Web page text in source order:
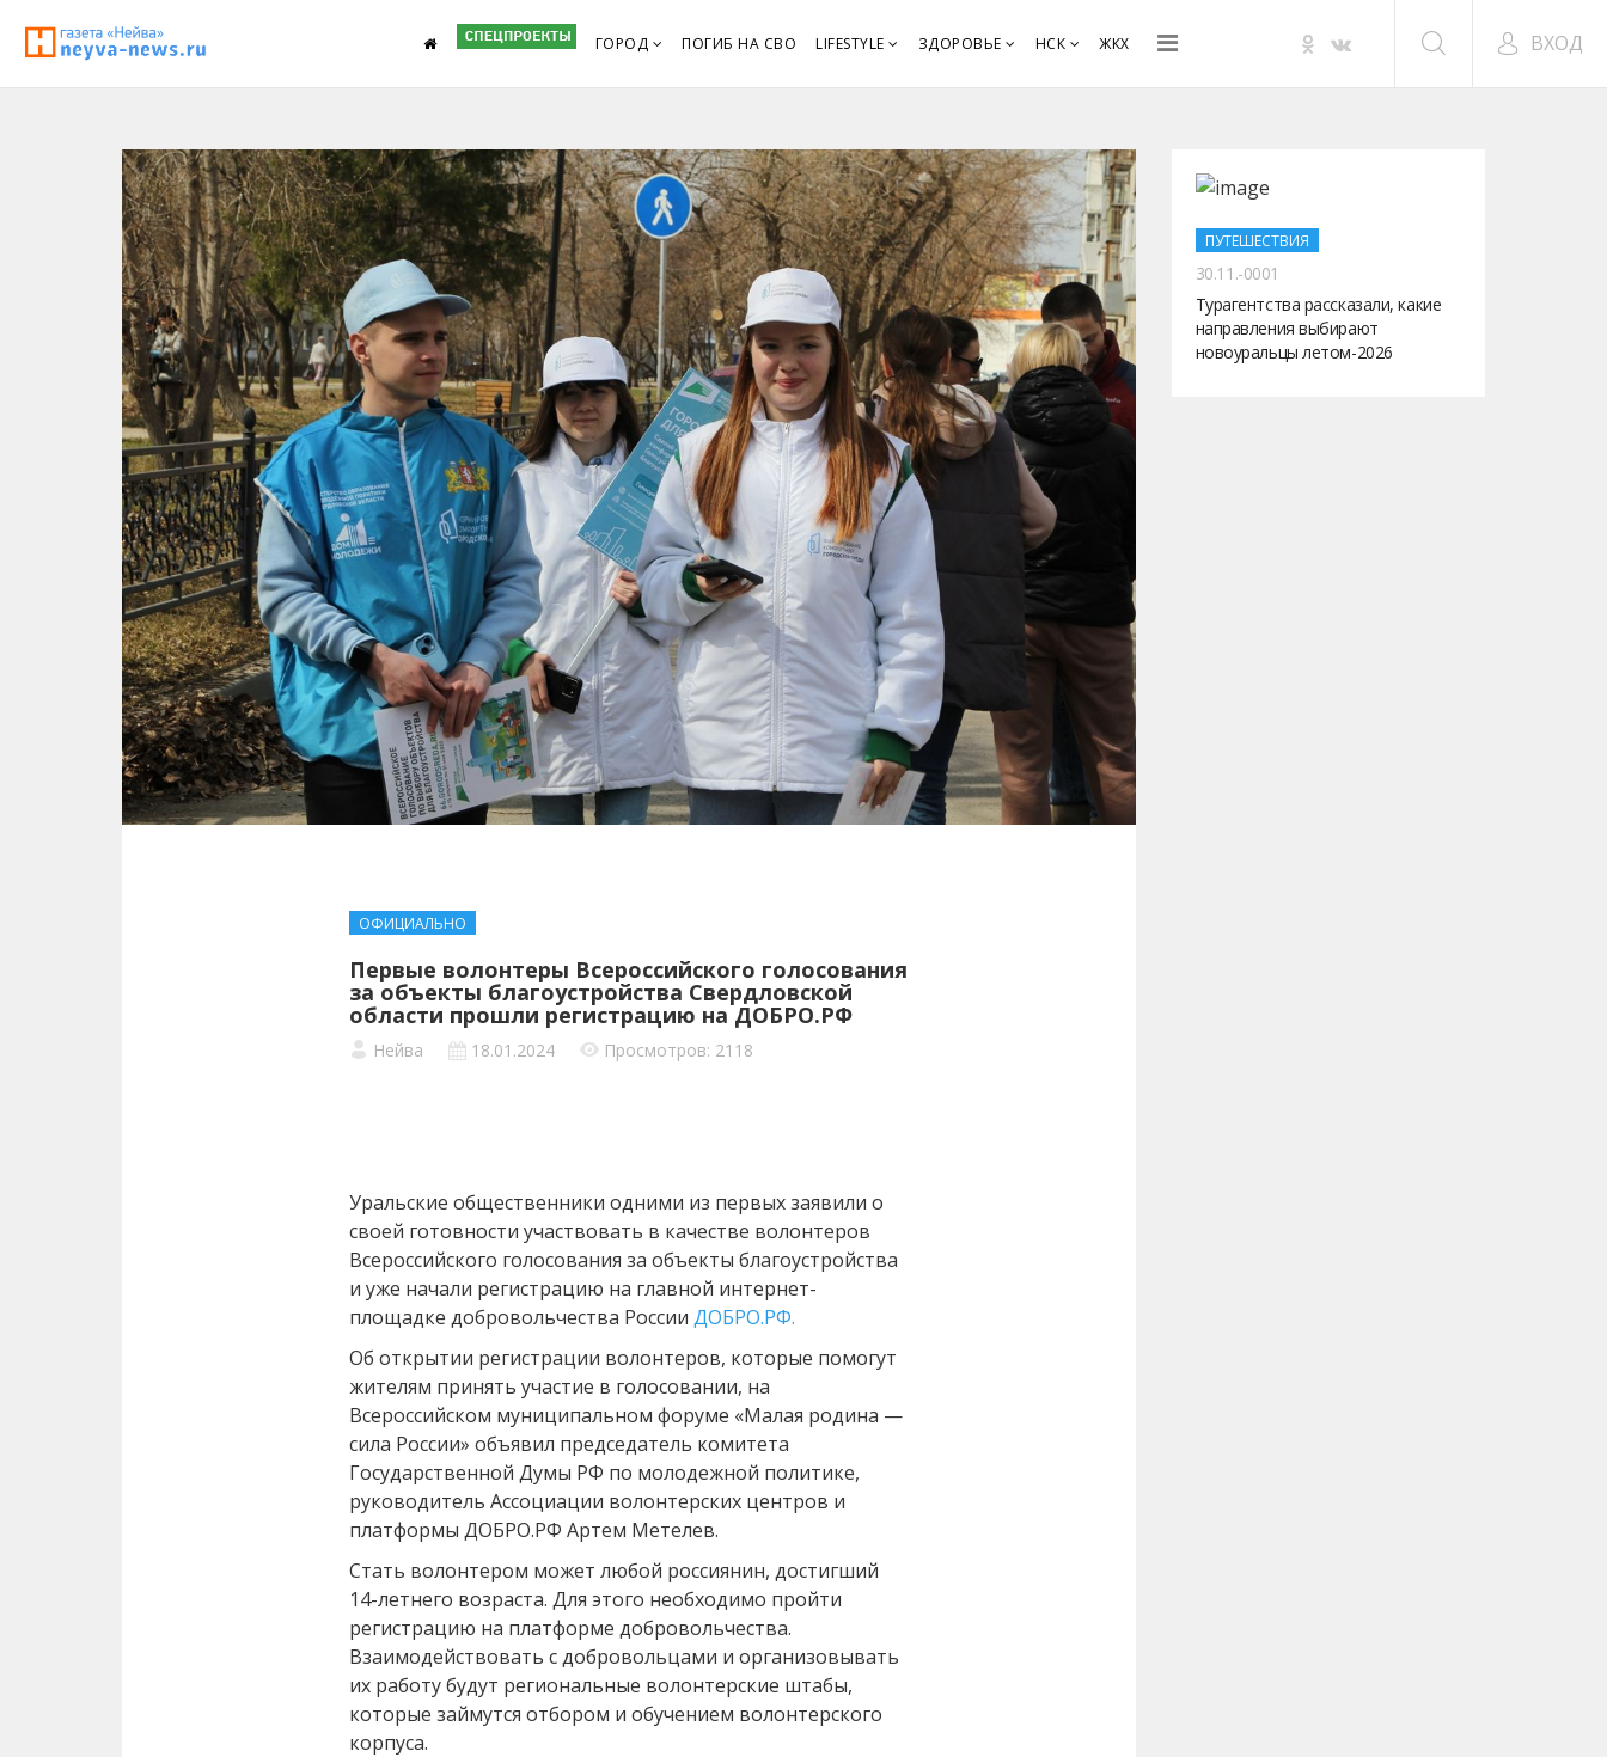
ГОРОД ПОГИБ НА СВО LIFESTYLE ЗДОРОВЬЕ НСК ЖКХ ВХОД
ОФИЦИАЛЬНО
Первые волонтеры Всероссийского голосования
за объекты благоустройства Свердловской
области прошли регистрацию на ДОБРО.РФ
Нейва 18.01.2024 Просмотров: 2118
Уральские общественники одними из первых заявили о
своей готовности участвовать в качестве волонтеров
Всероссийского голосования за объекты благоустройства
и уже начали регистрацию на главной интернет-
площадке добровольчества России ДОБРО.РФ.
Об открытии регистрации волонтеров, которые помогут
жителям принять участие в голосовании, на
Всероссийском муниципальном форуме «Малая родина —
сила России» объявил председатель комитета
Государственной Думы РФ по молодежной политике,
руководитель Ассоциации волонтерских центров и
платформы ДОБРО.РФ Артем Метелев.
Стать волонтером может любой россиянин, достигший
14-летнего возраста. Для этого необходимо пройти
регистрацию на платформе добровольчества.
Взаимодействовать с добровольцами и организовывать
их работу будут региональные волонтерские штабы,
которые займутся отбором и обучением волонтерского
корпуса.
ПУТЕШЕСТВИЯ
30.11.-0001
Турагентства рассказали, какие
направления выбирают
новоуральцы летом-2026